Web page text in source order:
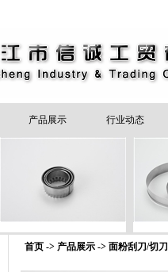
产品展示 行业动态
首页 -> 产品展示 -> 面粉刮刀/切刀